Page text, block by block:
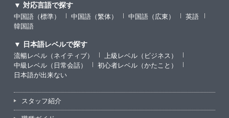
▼ 対応言語で探す
中国語（標準） 中国語（繁体） 中国語（広東）
英語
韓国語
▼ 日本語レベルで探す
流暢レベル（ネイティブ）
上級レベル（ビジネス）
中級レベル（日常会話）
初心者レベル（かたこと）
日本語が出来ない
スタッフ紹介